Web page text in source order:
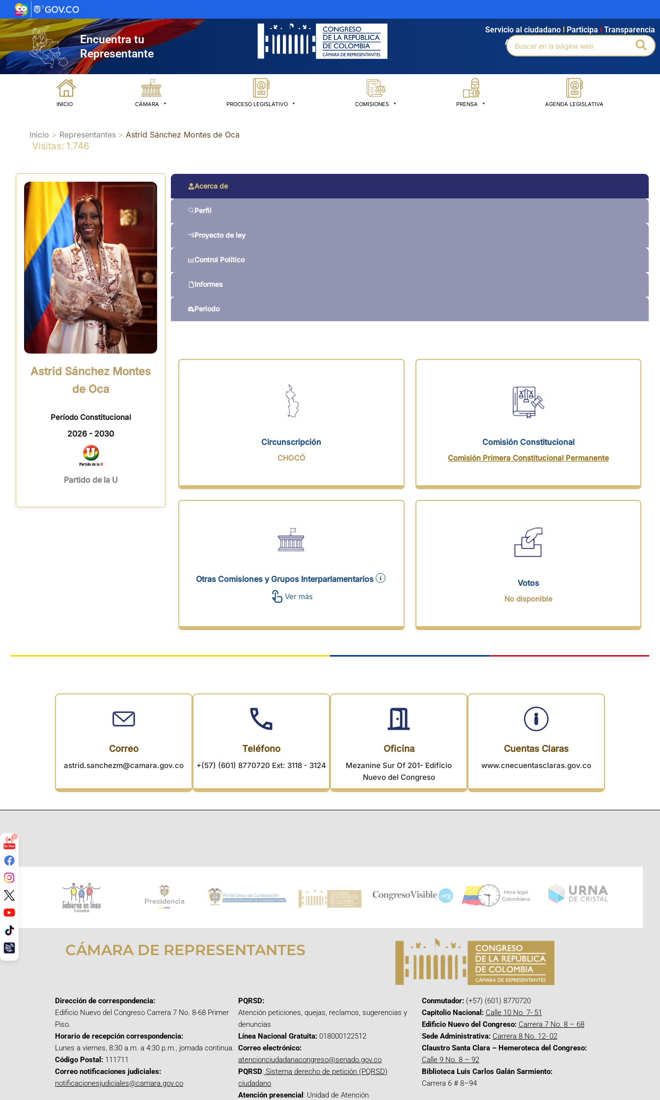
al
contenido
Encuentra tu
Representante
Agendamiento Intranet Búsqueda avanzada
Servicio al ciudadano Participa Transparencia
Buscar
por:
INICIO CÁMARA PROCESO LEGISLATIVO COMISIONES PRENSA AGENDA LEGISLATIVA
Inicio Representantes Astrid Sánchez Montes de Oca
Visitas: 1.746
Astrid Sánchez Montes
de Oca
Período Constitucional
2026 - 2030
Partido de la U
Acerca de
Perfil
Proyecto de ley
Control Político
Informes
Periodo
Circunscripción
CHOCÓ
Comisión Constitucional
Comisión Primera Constitucional Permanente
Otras Comisiones y Grupos Interparlamentarios
Ver más
Votos
No disponible
Correo
astrid.sanchezm@camara.gov.co
Teléfono
+(57) (601) 8770720 Ext: 3118 - 3124
Oficina
Mezanine Sur Of 201- Edificio
Nuevo del Congreso
Cuentas Claras
www.cnecuentasclaras.gov.co
CÁMARA DE REPRESENTANTES
Dirección de correspondencia:
Edificio Nuevo del Congreso Carrera 7 No. 8-68 Primer
Piso.
Horario de recepción correspondencia:
Lunes a viernes, 8:30 a.m. a 4:30 p.m., jornada continua.
Código Postal: 111711
Correo notificaciones judiciales:
notificacionesjudiciales@camara.gov.co
PQRSD:
Atención peticiones, quejas, reclamos, sugerencias y
denuncias
Línea Nacional Gratuita: 018000122512
Correo electrónico:
atencionciudadanacongreso@senado.gov.co
PQRSD: Sistema derecho de petición (PQRSD)
ciudadano
Atención presencial : Unidad de Atención
Conmutador:(+57) (601) 8770720
Capitolio Nacional: Calle 10 No. 7- 51
Edificio Nuevo del Congreso: Carrera 7 No. 8 – 68
Sede Administrativa: Carrera 8 No. 12- 02
Claustro Santa Clara – Hemeroteca del Congreso:
Calle 9 No. 8 – 92
Biblioteca Luis Carlos Galán Sarmiento:
Carrera 6 # 8–94